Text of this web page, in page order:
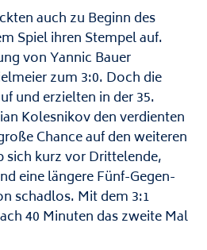
auch zu Beginn des
Spiel ihren Stempel auf.
von Yannic Bauer
zum 3:0. Doch die
und erzielten in der 35.
Kolesnikov den verdienten
Chance auf den weiteren
sich kurz vor Drittelende,
eine längere Fünf-Gegen-
schadlos. Mit dem 3:1
40 Minuten das zweite Mal